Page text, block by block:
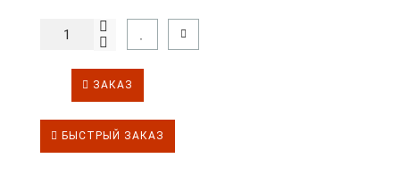
ЗАКАЗ
БЫСТРЫЙ ЗАКАЗ